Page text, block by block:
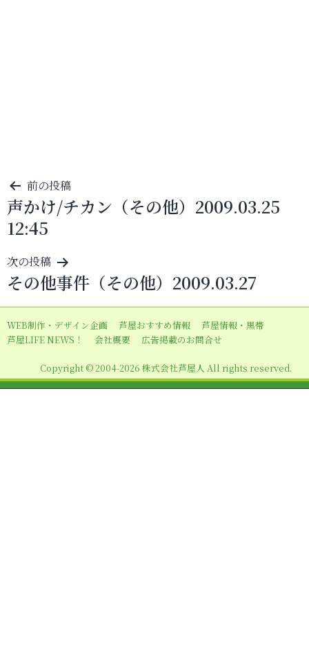
投
稿
ナ
ビ
ゲ
ー
シ
ョ
前の投稿
声かけ/チカン（その他）2009.03.25
12:45
次の投稿
その他事件（その他）2009.03.27
WEB制作・デザイン企画 芦屋おすすめ情報
芦屋情報・黒帯
芦屋LIFE NEWS！
会社概要 広告掲載のお問合せ
Copyright © 2004-2026 株式会社芦屋人 All rights reserved.